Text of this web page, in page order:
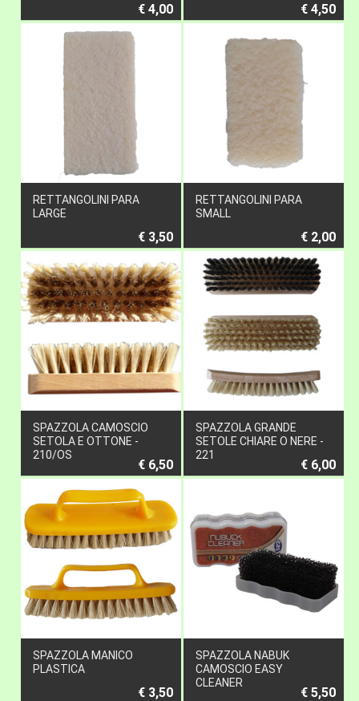
€ 4,00 € 4,50
RETTANGOLINI PARA
LARGE
€ 3,50
RETTANGOLINI PARA
SMALL
€ 2,00
SPAZZOLA CAMOSCIO
SETOLA E OTTONE -
210/OS
€ 6,50
SPAZZOLA GRANDE
SETOLE CHIARE O NERE -
221
€ 6,00
SPAZZOLA MANICO
PLASTICA
€ 3,50
SPAZZOLA NABUK
CAMOSCIO EASY
CLEANER
€ 5,50